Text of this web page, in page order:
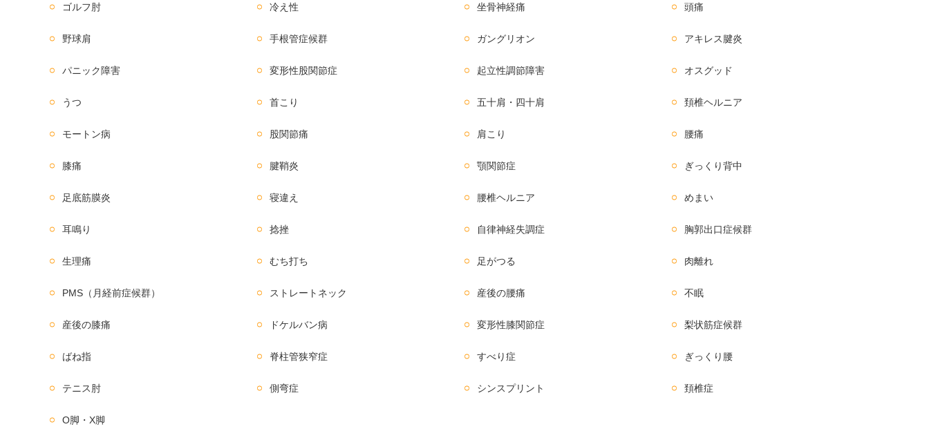
ゴルフ肘 冷え性 坐骨神経痛 頭痛
野球肩 手根管症候群 ガングリオン アキレス腱炎
パニック障害 変形性股関節症 起立性調節障害 オスグッド
うつ 首こり 五十肩・四十肩 頚椎ヘルニア
モートン病 股関節痛 肩こり 腰痛
膝痛 腱鞘炎 顎関節症 ぎっくり背中
足底筋膜炎 寝違え 腰椎ヘルニア めまい
耳鳴り 捻挫 自律神経失調症 胸郭出口症候群
生理痛 むち打ち 足がつる 肉離れ
PMS（月経前症候群） ストレートネック 産後の腰痛 不眠
産後の膝痛 ドケルバン病 変形性膝関節症 梨状筋症候群
ばね指 脊柱管狭窄症 すべり症 ぎっくり腰
テニス肘 側弯症 シンスプリント 頚椎症
O脚・X脚